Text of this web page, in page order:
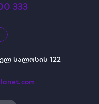
333
სალოსის 122